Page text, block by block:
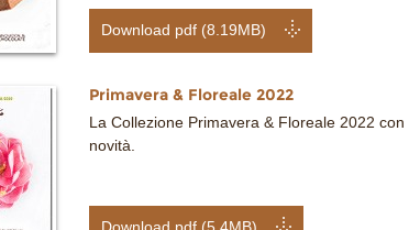
Download pdf (8.19MB)
Primavera & Floreale 2022
La Collezione Primavera & Floreale 2022 con
novità.